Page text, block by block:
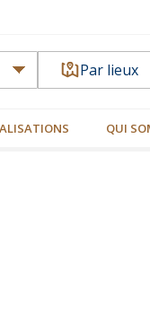
Par lieux
QUI